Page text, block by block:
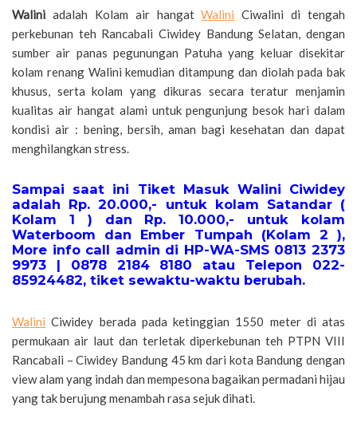
Walini adalah Kolam air hangatWalini Ciwalini di tengah
perkebunan teh Rancabali Ciwidey Bandung Selatan, dengan
sumber air panas pegunungan Patuha yang keluar disekitar
kolam renang Walini kemudian ditampung dan diolah pada bak
khusus, serta kolam yang dikuras secara teratur menjamin
kualitas air hangat alami untuk pengunjung besok hari dalam
kondisi air : bening, bersih, aman bagi kesehatan dan dapat
menghilangkan stress.
Sampai saat ini Tiket Masuk Walini Ciwidey
adalah Rp. 20.000,- untuk kolam Satandar (
Kolam 1 ) dan Rp. 10.000,- untuk kolam
Waterboom dan Ember Tumpah (Kolam 2 ),
More info call admin di HP-WA-SMS 0813 2373
9973 | 0878 2184 8180 atau Telepon 022-
85924482, tiket sewaktu-waktu berubah.
Walini Ciwidey berada pada ketinggian 1550 meter di atas
permukaan air laut dan terletak diperkebunan teh PTPN VIII
Rancabali – Ciwidey Bandung 45 km dari kota Bandung dengan
view alam yang indah dan mempesona bagaikan permadani hijau
yang tak berujung menambah rasa sejuk dihati.